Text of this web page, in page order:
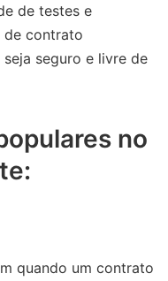
de testes e
contrato
seguro e livre de
no
quando um contrato